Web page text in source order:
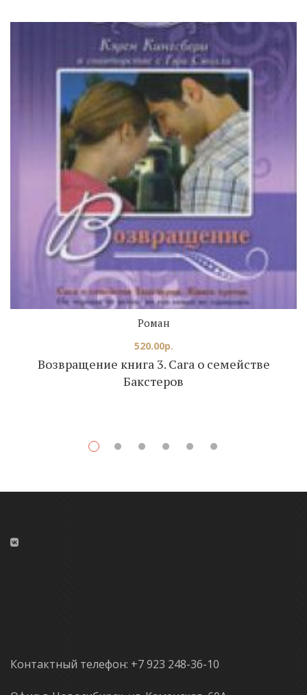
Возвращение книга 3. Сага о семействе
Бакстеров
Роман
520.00р.
Контактный телефон: +7 923 248-36-10